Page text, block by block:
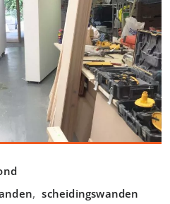
, scheidingswanden